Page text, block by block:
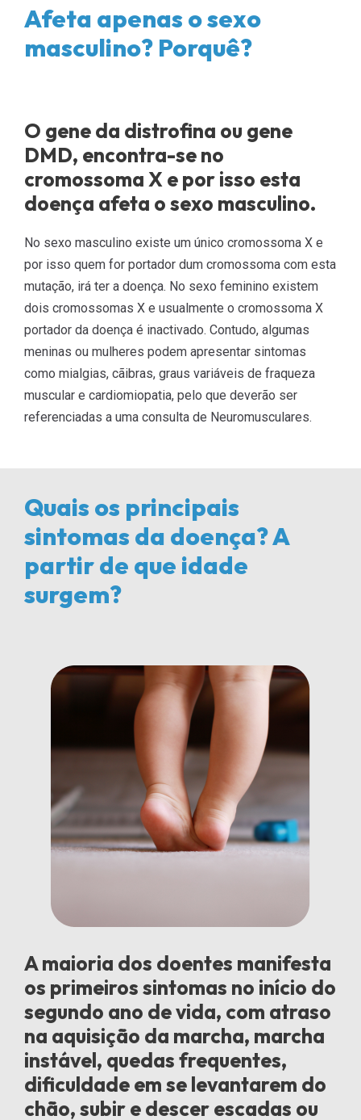
Afeta apenas o sexo
masculino? Porquê?
O gene da distrofina ou gene
DMD, encontra-se no
cromossoma X e por isso esta
doença afeta o sexo masculino.
No sexo masculino existe um único cromossoma X e
por isso quem for portador dum cromossoma com esta
mutação, irá ter a doença. No sexo feminino existem
dois cromossomas X e usualmente o cromossoma X
portador da doença é inactivado. Contudo, algumas
meninas ou mulheres podem apresentar sintomas
como mialgias, cãibras, graus variáveis de fraqueza
muscular e cardiomiopatia, pelo que deverão ser
referenciadas a uma consulta de Neuromusculares.
Quais os principais
sintomas da doença? A
partir de que idade
surgem?
A maioria dos doentes manifesta
os primeiros sintomas no início do
segundo ano de vida, com atraso
na aquisição da marcha, marcha
instável, quedas frequentes,
dificuldade em se levantarem do
chão, subir e descer escadas ou